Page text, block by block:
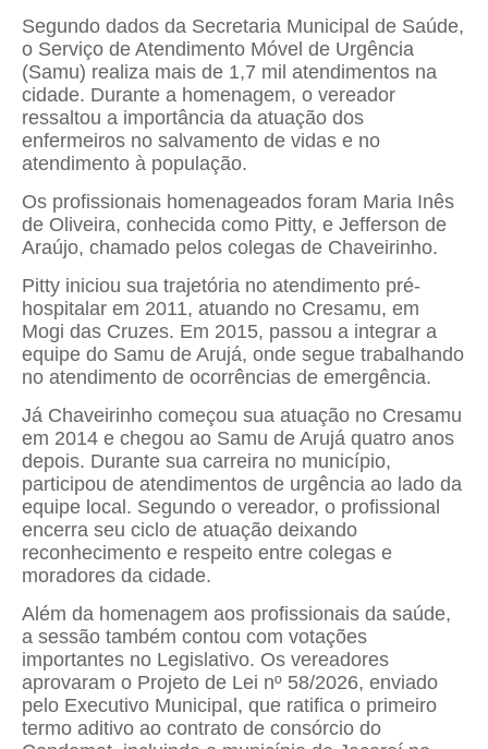
Segundo dados da Secretaria Municipal de Saúde,
o Serviço de Atendimento Móvel de Urgência
(Samu) realiza mais de 1,7 mil atendimentos na
cidade. Durante a homenagem, o vereador
ressaltou a importância da atuação dos
enfermeiros no salvamento de vidas e no
atendimento à população.
Os profissionais homenageados foram Maria Inês
de Oliveira, conhecida como Pitty, e Jefferson de
Araújo, chamado pelos colegas de Chaveirinho.
Pitty iniciou sua trajetória no atendimento pré-
hospitalar em 2011, atuando no Cresamu, em
Mogi das Cruzes. Em 2015, passou a integrar a
equipe do Samu de Arujá, onde segue trabalhando
no atendimento de ocorrências de emergência.
Já Chaveirinho começou sua atuação no Cresamu
em 2014 e chegou ao Samu de Arujá quatro anos
depois. Durante sua carreira no município,
participou de atendimentos de urgência ao lado da
equipe local. Segundo o vereador, o profissional
encerra seu ciclo de atuação deixando
reconhecimento e respeito entre colegas e
moradores da cidade.
Além da homenagem aos profissionais da saúde,
a sessão também contou com votações
importantes no Legislativo. Os vereadores
aprovaram o Projeto de Lei nº 58/2026, enviado
pelo Executivo Municipal, que ratifica o primeiro
termo aditivo ao contrato de consórcio do